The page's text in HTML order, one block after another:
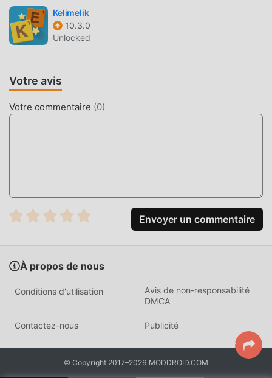
maximum Il améliore l'expérience sensorielle de
l'utilisateur, et il existe de nombreux types de téléphones
mobiles apk avec une excellente adaptabilité, garantissant
2.12
MOD UNIQUE
fatiguer les gens, mais maintenant, l'émergence des mods
a réécrit cette situation. Ici, vous n'avez pas besoin de
dépenser la majeure partie de votre énergie et de répéter
""l'accumulation"" un peu ennuyeuse. Les mods peuvent
facilement vous aider à omettre ce processus, vous aidant
TÉLÉCHARGER MAINTENANT
Cliquez simplement sur le bouton de téléchargement pour
installer l'application moddroid, vous pouvez télécharger
directement la version mod gratuite 모두의 퀴즈 2.12 dans
le package d'installation moddroid en un seul clic, et il y a
Kelimelik
10.3.0
Unlocked
Votre avis
Votre commentaire (0)
Envoyer un commentaire
À propos de nous
Conditions d'utilisation
Avis de non-responsabilité
DMCA
Contactez-nous Publicité
© Copyright 2017–2026 MODDROID.COM